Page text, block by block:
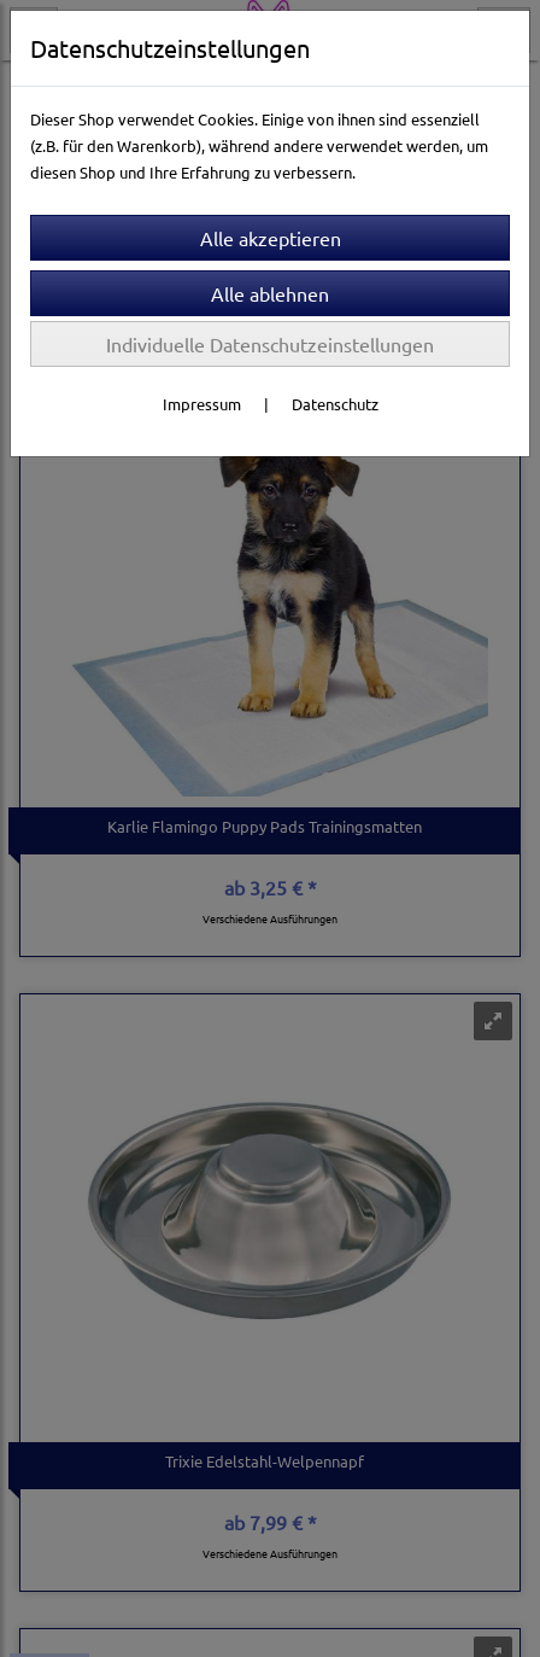
Hundewelt Erziehung Welpen-Erziehung
Sortierung wählen
Karlie Flamingo Puppy Pads Trainingsmatten
ab3,25 € *
Verschiedene Ausführungen
Trixie Edelstahl-Welpennapf
ab7,99 € *
Verschiedene Ausführungen
Datenschutzeinstellungen
Dieser Shop verwendet Cookies. Einige von ihnen sind essenziell
(z.B. für den Warenkorb), während andere verwendet werden, um
diesen Shop und Ihre Erfahrung zu verbessern.
Individuelle Datenschutzeinstellungen
Impressum | Datenschutz